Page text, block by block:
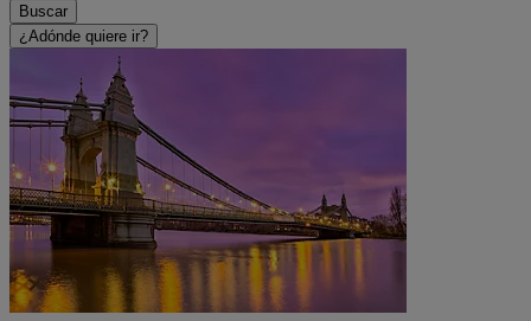
Buscar
¿Adónde quiere ir?